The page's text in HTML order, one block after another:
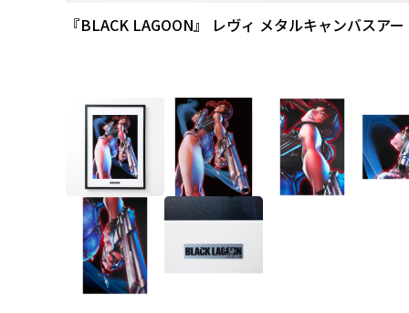
『BLACK LAGOON』 レヴィ メタルキャンバスア